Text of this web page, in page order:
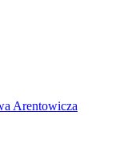
Arentowicza